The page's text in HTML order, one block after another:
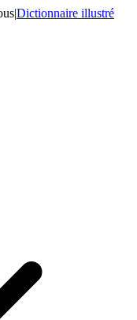
|Dictionnaire illustré